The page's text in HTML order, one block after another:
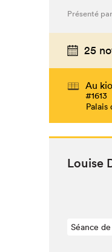
Présenté par
25
Au
#1613
Palais
Louise
Séance